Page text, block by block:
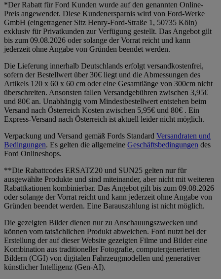
*Der Rabatt für Ford Kunden wurde auf den genannten Online-
Preis angewendet. Diese Kundenersparnis wird von Ford-Werke
GmbH (eingetragener Sitz Henry-Ford-Straße 1, 50735 Köln)
exklusiv für Privatkunden zur Verfügung gestellt. Das Angebot gilt
bis zum 09.08.2026 oder solange der Vorrat reicht und kann
jederzeit ohne Angabe von Gründen beendet werden.
Die Lieferung innerhalb Deutschlands erfolgt versandkostenfrei,
sofern der Bestellwert über 30€ liegt und die Abmessungen des
Artikels 120 x 60 x 60 cm oder eine Gesamtlänge von 300cm nicht
überschreiten. Ansonsten fallen Versandgebühren zwischen 3,95€
und 80€ an. Unabhängig vom Mindestbestellwert entstehen beim
Versand nach Österreich Kosten zwischen 5,95€ und 80€ . Ein
Express-Versand nach Österreich ist aktuell leider nicht möglich.
Verpackung und Versand gemäß Fords Standard Versandraten und
Bedingungen. Es gelten die allgemeine Geschäftsbedingungen des
Ford Onlineshops.
**Die Rabattcodes ERSATZ20 und SUN25 gelten nur für
ausgewählte Produkte und sind miteinander, aber nicht mit weiteren
Rabattkationen kombinierbar. Das Angebot gilt bis zum 09.08.2026
oder solange der Vorrat reicht und kann jederzeit ohne Angabe von
Gründen beendet werden. Eine Barauszahlung ist nicht möglich.
Die gezeigten Bilder dienen nur zu Anschauungszwecken und
können vom tatsächlichen Produkt abweichen. Ford nutzt bei der
Erstellung der auf dieser Website gezeigten Filme und Bilder eine
Kombination aus traditioneller Fotografie, computergenerierten
Bildern (CGI) von digitalen Fahrzeugmodellen und generativer
künstlicher Intelligenz (Gen-AI).